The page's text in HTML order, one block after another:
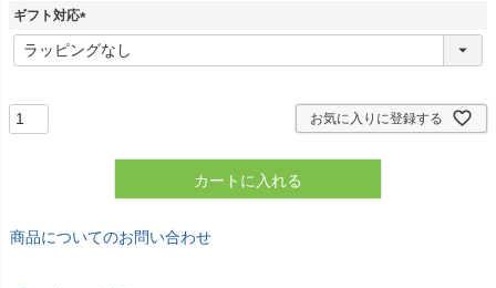
ギフト対応
(
必
お気に入りに登録する
カートに入れる
商品についてのお問い合わせ